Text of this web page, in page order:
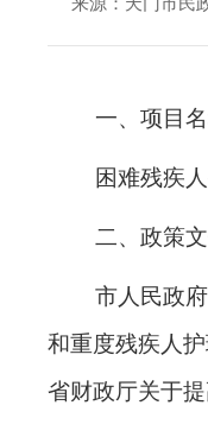
一、 项目
困难残疾
二、政策
市人民政
和重度残疾人
省财政厅关于